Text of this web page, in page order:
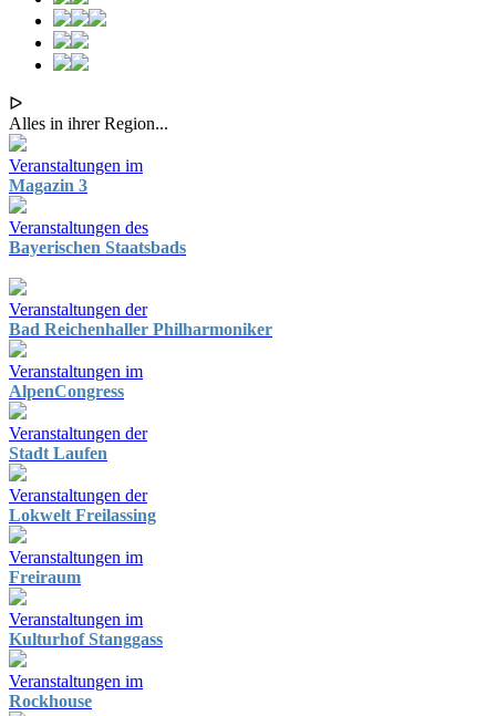
ᐅ
Alles in ihrer Region...
Veranstaltungen im
Magazin 3
Veranstaltungen des
Bayerischen Staatsbads
Veranstaltungen der
Bad Reichenhaller Philharmoniker
Veranstaltungen im
AlpenCongress
Veranstaltungen der
Stadt Laufen
Veranstaltungen der
Lokwelt Freilassing
Veranstaltungen im
Freiraum
Veranstaltungen im
Kulturhof Stanggass
Veranstaltungen im
Rockhouse